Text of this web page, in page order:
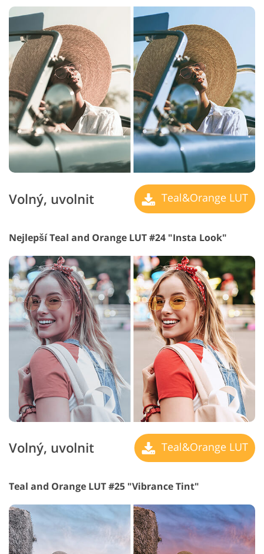
Volný, uvolnit Teal&Orange LUT
Nejlepší Teal and Orange LUT #24 "Insta Look"
Volný, uvolnit Teal&Orange LUT
Teal and Orange LUT #25 "Vibrance Tint"